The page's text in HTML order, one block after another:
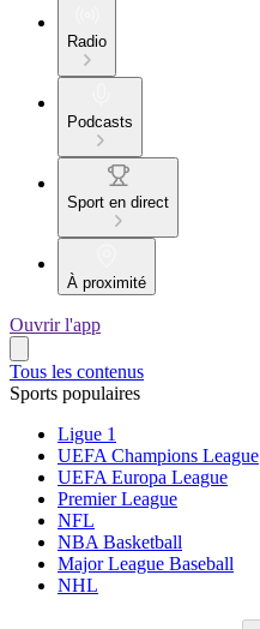
Radio
Podcasts
Sport en direct
À proximité
Ouvrir l'app
Tous les contenus
Sports populaires
Ligue 1
UEFA Champions League
UEFA Europa League
Premier League
NFL
NBA Basketball
Major League Baseball
NHL